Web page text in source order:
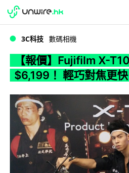
WWDC 2026
3C科技 數碼相機
【報價】Fujifilm X-
$6,199！ 輕巧對焦更快